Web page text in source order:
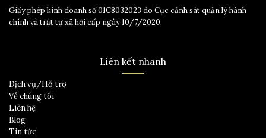
Giấy phép kinh doanh số 01C8032023 do Cục cảnh sát quản lý hành
chính và trật tự xã hội cấp ngày 10/7/2020.
Liên kết nhanh
Dịch vụ/Hỗ trợ
Về chúng tôi
Liên hệ
Blog
Tin tức